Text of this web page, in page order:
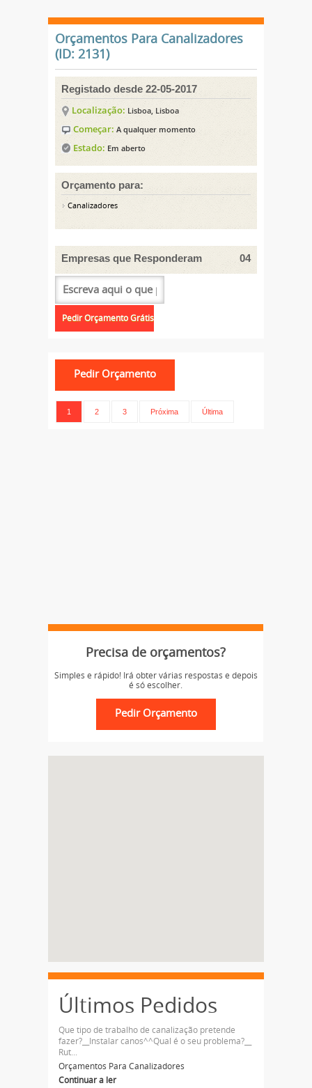
Orçamentos Para Canalizadores
(ID: 2131)
Registado desde 22-05-2017
Localização: Lisboa, Lisboa
Começar: A qualquer momento
Estado: Em aberto
Orçamento para:
Canalizadores
Empresas que Responderam 04
1 2 3 Próxima Última
Precisa de orçamentos?
Simples e rápido! Irá obter várias respostas e depois
é só escolher.
Últimos Pedidos
Que tipo de trabalho de canalização pretende
fazer?__Instalar canos^^Qual é o seu problema?__
Rut...
Orçamentos Para Canalizadores
Continuar a ler